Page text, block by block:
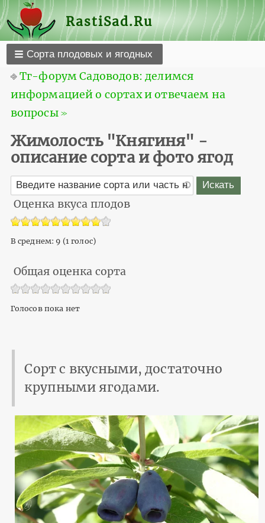
RastiSad.Ru
Сорта плодовых и ягодных
⎆Тг-форум Садоводов: делимся
информацией о сортах и отвечаем на
вопросы ≫
Жимолость "Княгиня" -
описание сорта и фото ягод
Оценка вкуса плодов
В среднем: 9 (1голос)
Общая оценка сорта
Голосов пока нет
Сорт с вкусными, достаточно
крупными ягодами.